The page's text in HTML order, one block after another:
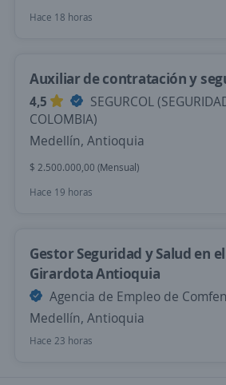
Hace 18 horas
Auxiliar de contratación y
4,5
SEGURCOL
COLOMBIA)
Medellín, Antioquia
$ 2.500.000,00 (Mensual)
Hace 19 horas
Gestor Seguridad y Salud en
Girardota Antioquia
Agencia de Empleo de
Medellín, Antioquia
Hace 23 horas